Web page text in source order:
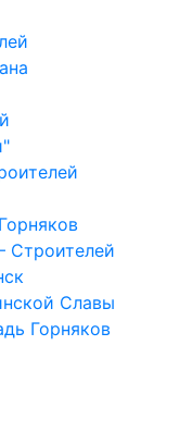
Строителей
Славы
Горняков